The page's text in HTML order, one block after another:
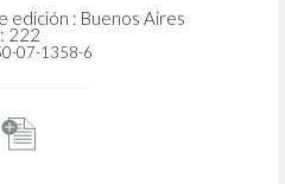
edición : Buenos Aires
222
07-1358-6